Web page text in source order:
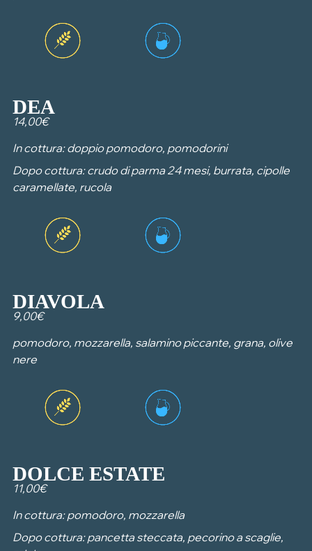
DEA
14,00€
In cottura: doppio pomodoro, pomodorini
Dopo cottura: crudo di parma 24 mesi, burrata, cipolle
caramellate, rucola
DIAVOLA
9,00€
pomodoro, mozzarella, salamino piccante, grana, olive
nere
DOLCE ESTATE
11,00€
In cottura: pomodoro, mozzarella
Dopo cottura: pancetta steccata, pecorino a scaglie,